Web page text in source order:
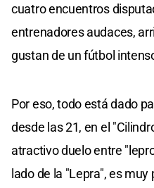
cuatro encuentros
entrenadores audaces,
gustan de un fútbol
Por eso, todo está dado
desde las 21, en el
atractivo duelo entre
lado de la "Lepra", es